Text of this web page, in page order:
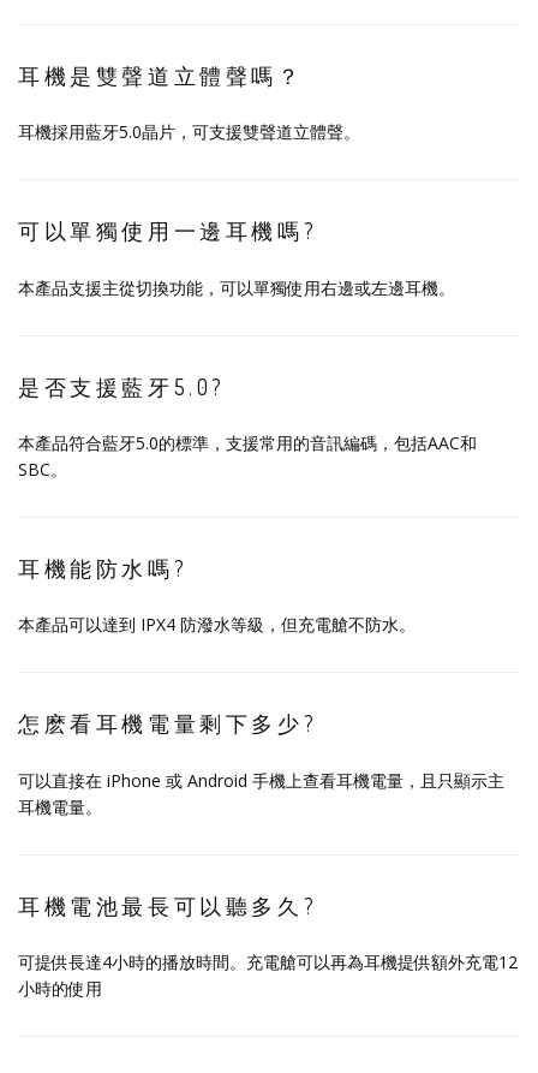
耳機是雙聲道立體聲嗎？
耳機採用藍牙5.0晶片，可支援雙聲道立體聲。
可以單獨使用一邊耳機嗎?
本產品支援主從切換功能，可以單獨使用右邊或左邊耳機。
是否支援藍牙5.0?
本產品符合藍牙5.0的標準，支援常用的音訊編碼，包括AAC和
SBC。
耳機能防水嗎?
本產品可以達到 IPX4 防潑水等級，但充電艙不防水。
怎麽看耳機電量剩下多少?
可以直接在 iPhone 或 Android 手機上查看耳機電量，且只顯示主
耳機電量。
耳機電池最長可以聽多久?
可提供長達4小時的播放時間。充電艙可以再為耳機提供額外充電12
小時的使用